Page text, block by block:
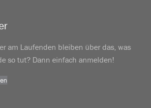
am Laufenden bleiben über das, was
so tut? Dann einfach anmelden!